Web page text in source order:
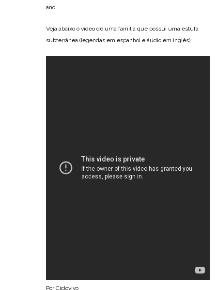
ano.
Veja abaixo o vídeo de uma família que possui uma estufa
subterrânea (legendas em espanhol e áudio em inglês):
Por Ciclovivo